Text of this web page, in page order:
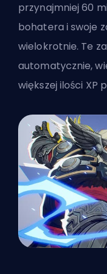
przynajmniej 60
bohatera i swoje
wielokrotnie. Te
automatycznie,
większej ilości XP